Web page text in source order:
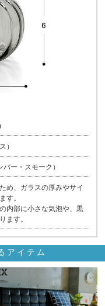
）
ー・スモーク）
め、ガラスの厚みやサイ
す。
内部に小さな気泡や、黒
ます。
アイテム